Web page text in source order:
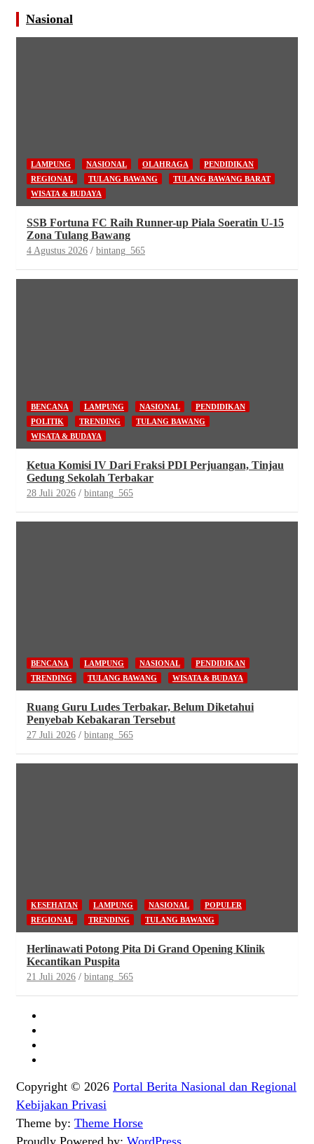
Nasional
LAMPUNG NASIONAL OLAHRAGA
PENDIDIKAN
REGIONAL
TULANG BAWANG
TULANG BAWANG BARAT
WISATA & BUDAYA
SSB Fortuna FC Raih Runner-up Piala Soeratin U-15
Zona Tulang Bawang
4 Agustus 2026 bintang_565
BENCANA LAMPUNG NASIONAL
PENDIDIKAN
POLITIK
TRENDING
TULANG BAWANG
WISATA & BUDAYA
Ketua Komisi IV Dari Fraksi PDI Perjuangan, Tinjau
Gedung Sekolah Terbakar
28 Juli 2026 bintang_565
BENCANA LAMPUNG NASIONAL
PENDIDIKAN
TRENDING
TULANG BAWANG WISATA & BUDAYA
Ruang Guru Ludes Terbakar, Belum Diketahui
Penyebab Kebakaran Tersebut
27 Juli 2026 bintang_565
KESEHATAN LAMPUNG NASIONAL
POPULER
REGIONAL
TRENDING TULANG BAWANG
Herlinawati Potong Pita Di Grand Opening Klinik
Kecantikan Puspita
21 Juli 2026 bintang_565
Copyright © 2026 Portal Berita Nasional dan Regional
Kebijakan Privasi
Theme by: Theme Horse
Proudly Powered by: WordPress